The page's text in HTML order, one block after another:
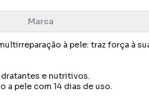
Marca
à pele: traz força à
e nutritivos.
a pele com 14 dias de uso.